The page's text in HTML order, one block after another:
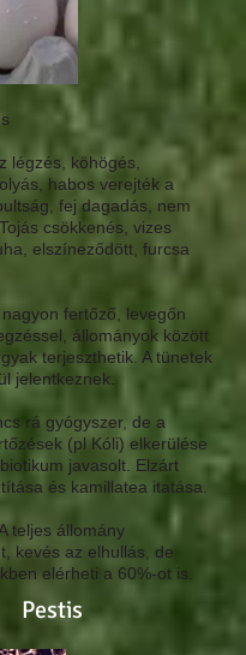
légzés, köhögés,
habos verejték a
fej dagadás, nem
csökkenés, vizes
elszíneződött, furcsa
nagyon fertőző, levegőn
állományok között
terjeszthetik. A tünetek
jelentkeznek.
rá gyógyszer, de a
(pl Kóli) elkerülése
javasolt. Elzárt
és kamillatea itatása.
teljes állomány
kevés az elhullás, de
elérheti a 60%-ot is.
Pestis